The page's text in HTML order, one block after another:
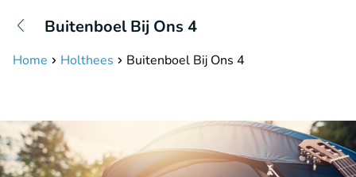
Buitenboel Bij Ons 4
Home Holthees Buitenboel Bij Ons 4